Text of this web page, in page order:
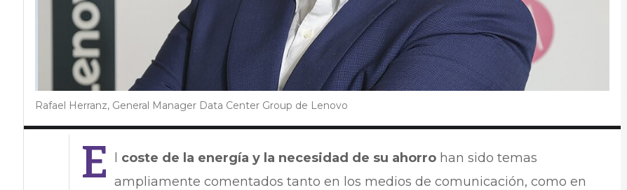
Rafael Herranz, General Manager Data Center Group de Lenovo
E coste de la energía y la necesidad de su ahorrohan sido temas
ampliamente comentados tanto en los medios de comunicación, como en